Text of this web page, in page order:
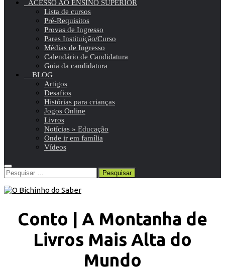
ACESSO AO ENSINO SUPERIOR
Lista de cursos
Pré-Requisitos
Provas de Ingresso
Pares Instituição/Curso
Médias de Ingresso
Calendário de Candidatura
Guia da candidatura
BLOG
Artigos
Desafios
Histórias para crianças
Jogos Online
Livros
Notícias » Educação
Onde ir em família
Vídeos
Pesquisar
por:
Conto | A Montanha de
Livros Mais Alta do
Mundo